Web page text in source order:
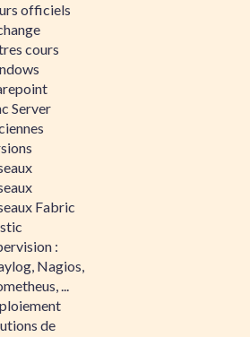
officiels
cours
Server
Fabric
:
Nagios,
...
de